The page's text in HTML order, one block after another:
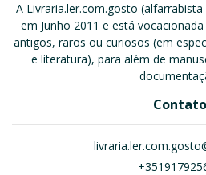
A Livraria.ler.com.gosto
em Junho 2011 e está
antigos, raros ou curiosos (em
e literatura), para além de
Contato